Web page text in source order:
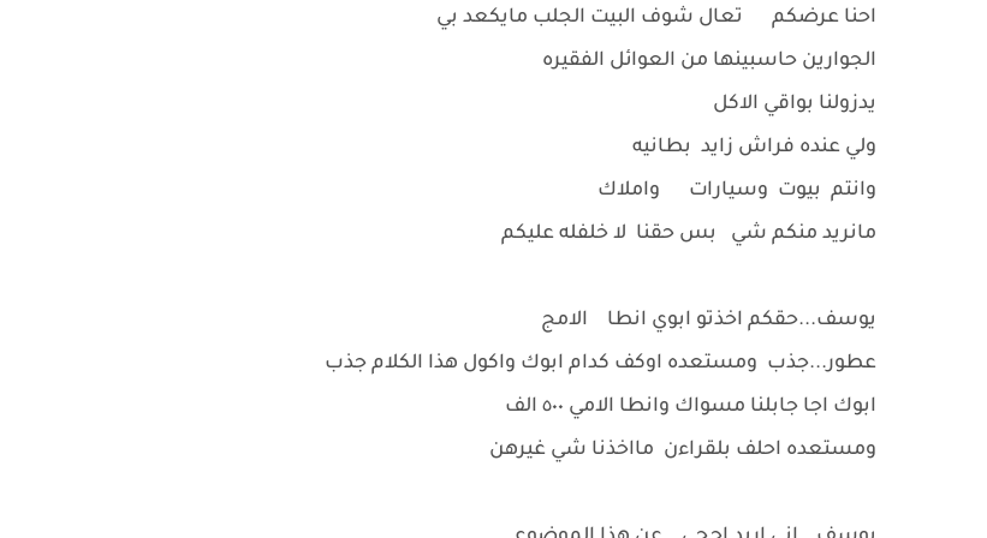
احنا عرضكم تعال شوف البيت الجلب مايكعد بي
الجوارين حاسبينها من العوائل الفقيره
يدزولنا بواقي الاكل
ولي عنده فراش زايد بطانيه
وانتم بيوت وسيارات واملاك
مانريد منكم شي بس حقنا لا خلفله عليكم
يوسف...حقكم اخذتو ابوي انطا الامج
عطور...جذب ومستعده اوكف كدام ابوك واكول هذا الكلام جذب
ابوك اجا جابلنا مسواك وانطا الامي ٥٠٠ الف
ومستعده احلف بلقراءن مااخذنا شي غيرهن